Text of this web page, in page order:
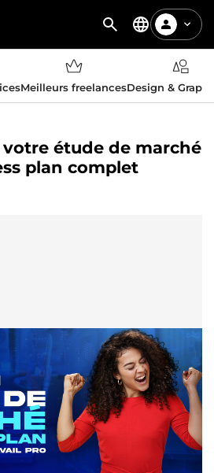
Meilleurs freelancesDesign &
étude de marché
plan complet